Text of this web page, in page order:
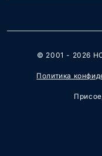
© 2001 - 2026
Политика